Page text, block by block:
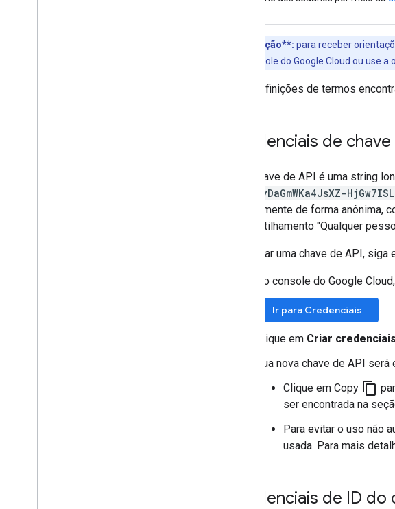
**Observação**: para receber
no console do Google Cloud ou use a
Para definições de termos
Credenciais de
Uma chave de API é uma string
AIzaSyDaGmWKa4JsXZ-
publicamente de forma anônima,
compartilhamento "Qualquer
Para criar uma chave de API, siga
No console do Google
Ir para Credenciais
Clique em Criar credenciais
Sua nova chave de API será
Clique em Copy content_copy
ser encontrada na
Para evitar o uso não
usada. Para mais
Credenciais de ID